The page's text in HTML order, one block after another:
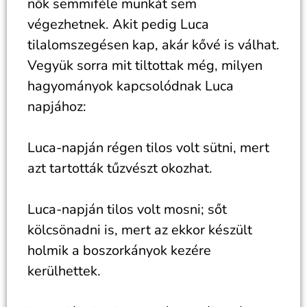
nők semmiféle munkát sem
végezhetnek. Akit pedig Luca
tilalomszegésen kap, akár kővé is válhat.
Vegyük sorra mit tiltottak még, milyen
hagyományok kapcsolódnak Luca
napjához:
Luca-napján régen tilos volt sütni, mert
azt tartották tűzvészt okozhat.
Luca-napján tilos volt mosni; sőt
kölcsönadni is, mert az ekkor készült
holmik a boszorkányok kezére
kerülhettek.